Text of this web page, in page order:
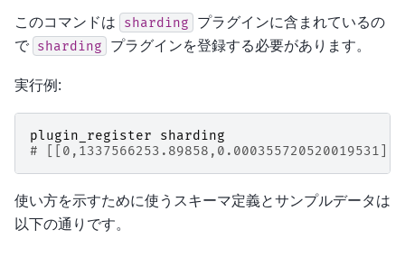
このコマンドは sharding
プラグインに含まれているの
で sharding プラグインを登録する必要があります。
実行例:
plugin_register
sharding
#
使い方を示すために使うスキーマ定義とサンプルデータは
以下の通りです。